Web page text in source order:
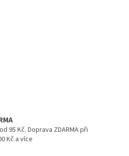
95 Kč. Doprava ZDARMA při
Kč a více